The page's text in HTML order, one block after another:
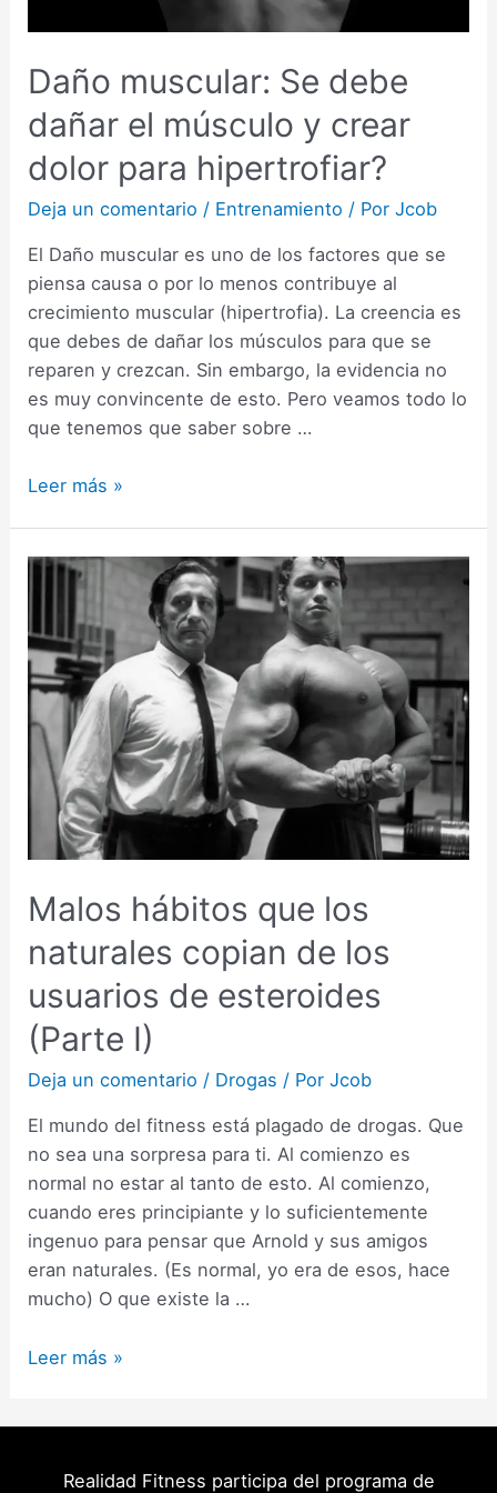
Daño muscular: Se debe
dañar el músculo y crear
dolor para hipertrofiar?
Deja un comentario / Entrenamiento / PorJcob
El Daño muscular es uno de los factores que se
piensa causa o por lo menos contribuye al
crecimiento muscular (hipertrofia). La creencia es
que debes de dañar los músculos para que se
reparen y crezcan. Sin embargo, la evidencia no
es muy convincente de esto. Pero veamos todo lo
que tenemos que saber sobre …
Daño
debe
el
músculo
y
crear
dolor
para
hipertrofiar?
Leer más »
Malos hábitos que los
naturales copian de los
usuarios de esteroides
(Parte I)
Deja un comentario / Drogas / PorJcob
El mundo del fitness está plagado de drogas. Que
no sea una sorpresa para ti. Al comienzo es
normal no estar al tanto de esto. Al comienzo,
cuando eres principiante y lo suficientemente
ingenuo para pensar que Arnold y sus amigos
eran naturales. (Es normal, yo era de esos, hace
mucho) O que existe la …
Malos
naturales
Leer más »
Realidad Fitness participa del programa de